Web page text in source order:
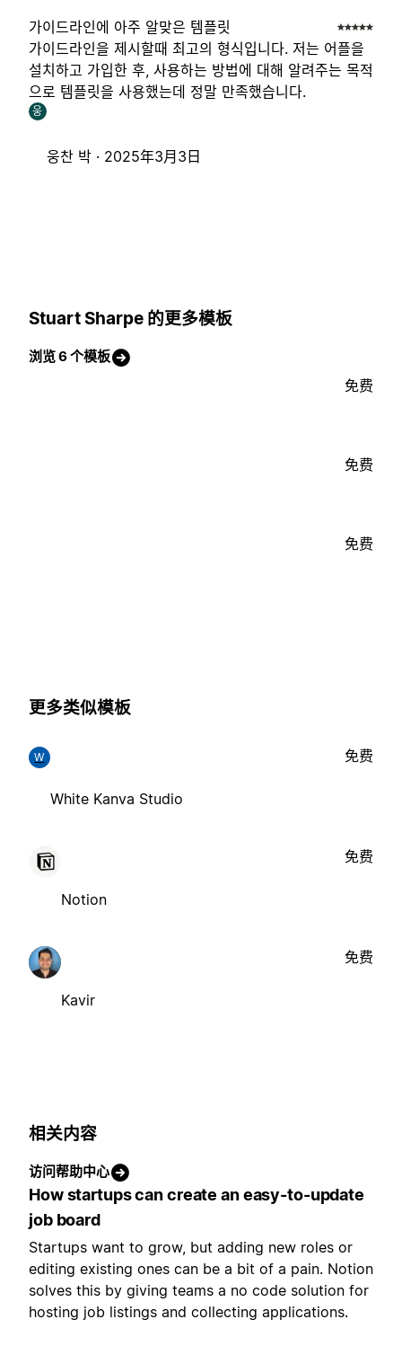
가이드라인에 아주 알맞은 템플릿
가이드라인을 제시할때 최고의 형식입니다. 저는 어플을
설치하고 가입한 후, 사용하는 방법에 대해 알려주는 목적
으로 템플릿을 사용했는데 정말 만족했습니다.
웅
웅찬 박 · 2025年3月3日
Stuart Sharpe 的更多模板
浏览 6 个模板
免费
免费
免费
更多类似模板
W
White Kanva Studio
免费
Notion
免费
Kavir
免费
相关内容
访问帮助中心
How startups can create an easy-to-update
job board
Startups want to grow, but adding new roles or
editing existing ones can be a bit of a pain. Notion
solves this by giving teams a no code solution for
hosting job listings and collecting applications.